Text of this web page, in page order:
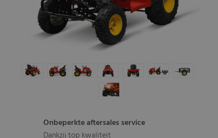
Onbeperkte aftersales service